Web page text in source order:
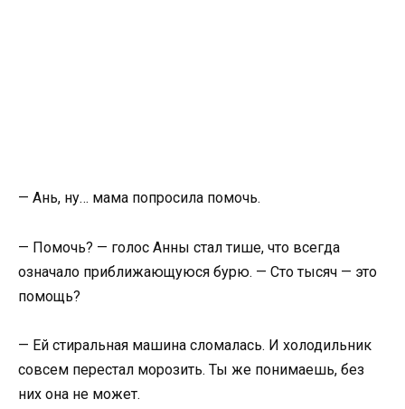
— Ань, ну… мама попросила помочь.
— Помочь? — голос Анны стал тише, что всегда
означало приближающуюся бурю. — Сто тысяч — это
помощь?
— Ей стиральная машина сломалась. И холодильник
совсем перестал морозить. Ты же понимаешь, без
них она не может.